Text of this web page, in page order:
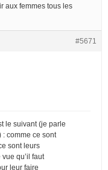
aux femmes tous les
#5671
le suivant (je parle
: comme ce sont
sont leurs
qu’il faut
leur faire